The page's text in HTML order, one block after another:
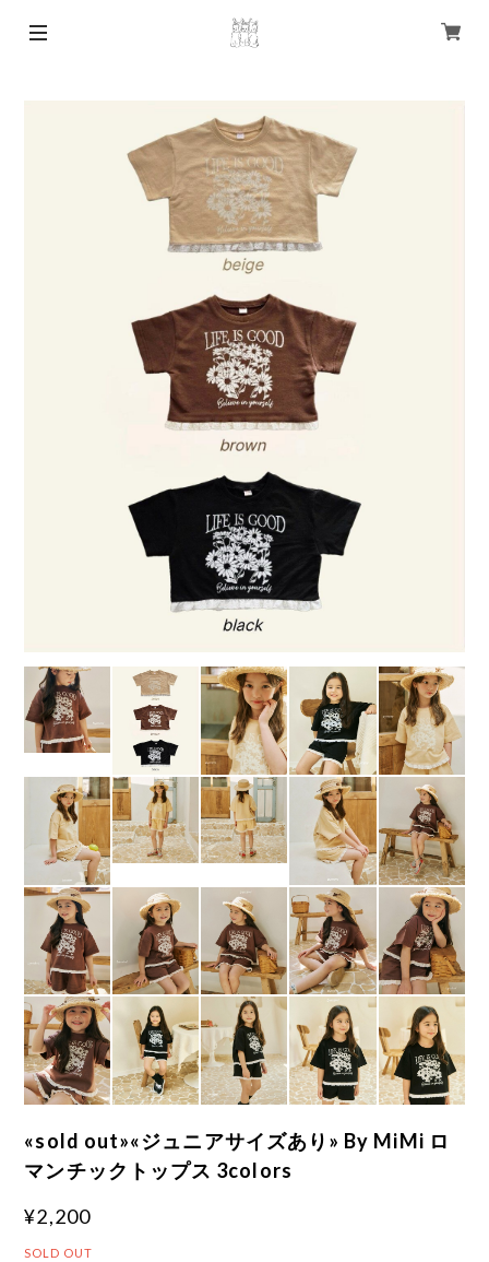
«sold out»«ジュニアサイズあり» By MiMi ロ
マンチックトップス 3colors
¥2,200
SOLD OUT